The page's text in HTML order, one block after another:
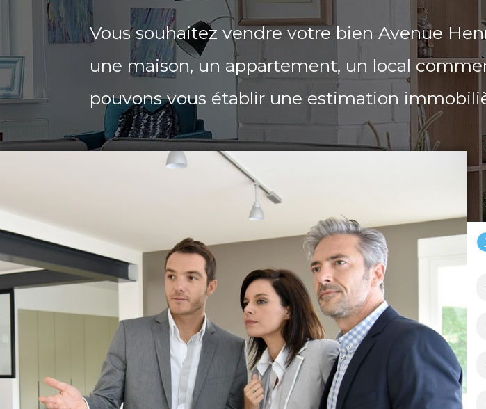
Vous souhaitez vendre votre bien Avenue
une maison, un appartement, un local
pouvons vous établir une estimation